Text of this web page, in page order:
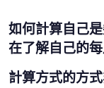
如何計算自己
在了解自己的
計算方式的方